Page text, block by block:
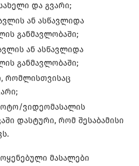
და გვარი;
ან ასწავლიდა
განმავლობაში;
ან ასწავლიდა
განმავლობაში;
რომლისთვისაც
ვიდეომასალის
დასტური, რომ შესაბამისი
მასალები